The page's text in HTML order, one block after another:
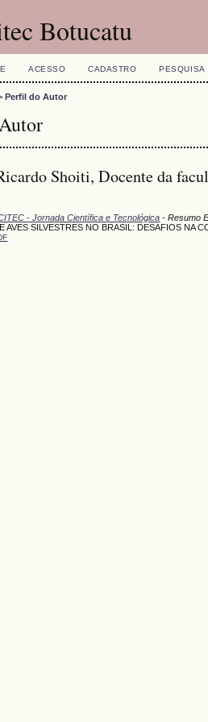
Botucatu
ACESSO CADASTRO PESQUISA
Perfil do Autor
Shoiti, Docente da
- Jornada Científica e Tecnológica - Resumo
AVES SILVESTRES NO BRASIL: DESAFIOS NA